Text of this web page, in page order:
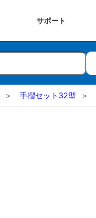
サポート
手摺セット32型